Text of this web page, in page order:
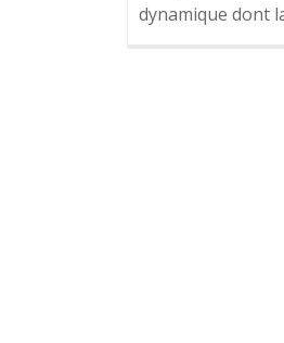
dynamique dont